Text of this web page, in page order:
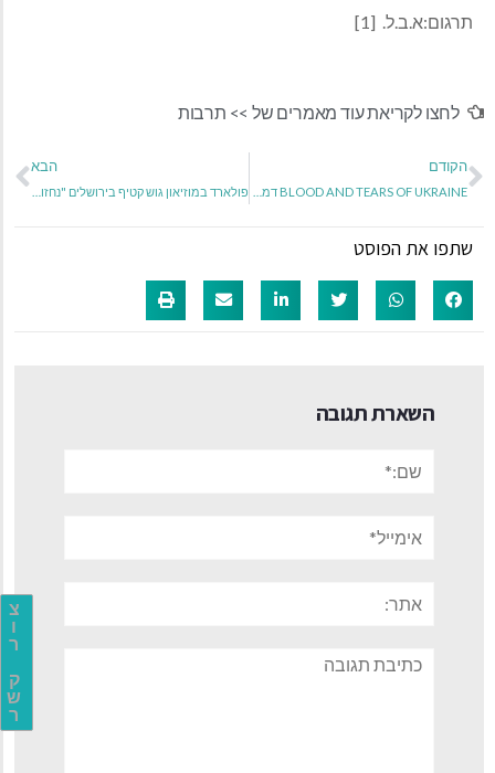
צ
ו
ר
ק
ש
ר
תרגום:א.ב.ל. [1]
לחצו לקריאת עוד מאמרים של >> תרבות
הקודם הבא
שתפו את הפוסט
השארת תגובה
תגובה